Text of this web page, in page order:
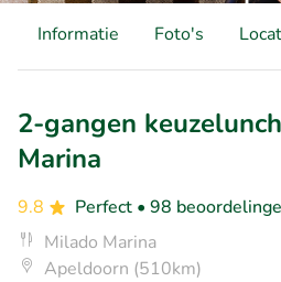
Informatie Foto's
2-gangen
Marina
9.8 Perfect • 98
Milado Marina
Apeldoorn (510km)